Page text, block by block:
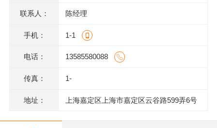
联系人： 陈经理
手机： 1-1
电话： 13585580088
传真： 1-
地址： 上海嘉定区上海市嘉定区云谷路599弄6号